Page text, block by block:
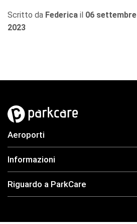
Scritto da Federica il 06 settembre
2023
Aeroporti
Informazioni
Riguardo a ParkCare